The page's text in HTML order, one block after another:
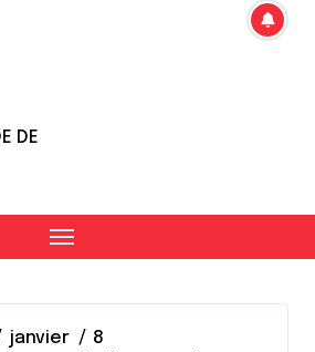
DE
janvier
8